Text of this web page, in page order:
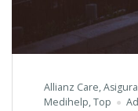
Allianz Care,
Medihelp,Top